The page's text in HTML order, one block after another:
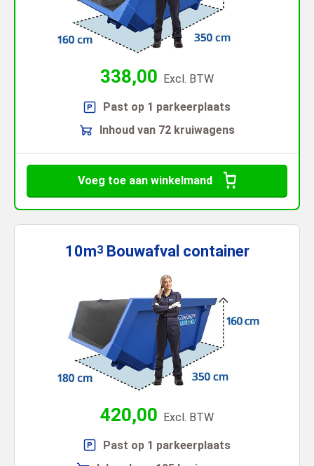
338,00 Excl. BTW
Past op 1 parkeerplaats
Inhoud van 72 kruiwagens
Voeg toe aan winkelmand
10m3 Bouwafval container
420,00 Excl. BTW
Past op 1 parkeerplaats